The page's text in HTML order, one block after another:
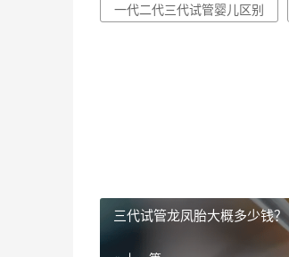
一代二代三代试管婴儿区别
三代试管龙凤胎大概多少钱？